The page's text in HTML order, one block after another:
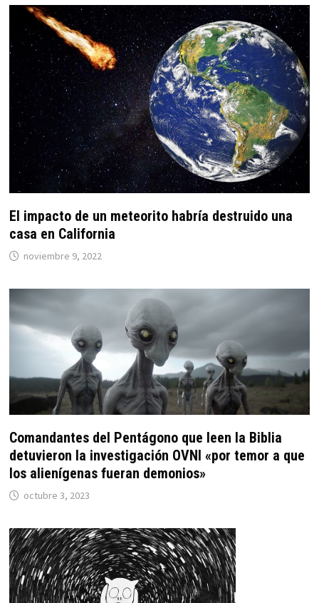
El impacto de un meteorito habría destruido una
casa en California
noviembre 9, 2022
Comandantes del Pentágono que leen la Biblia
detuvieron la investigación OVNI «por temor a que
los alienígenas fueran demonios»
octubre 3, 2023